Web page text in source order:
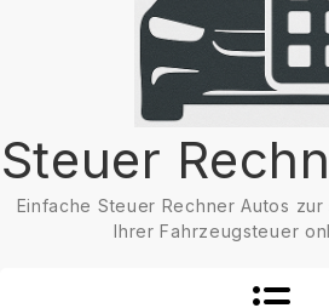
Steuer
Einfache Steuer Rechner Autos
Ihrer Fahrzeugsteuer